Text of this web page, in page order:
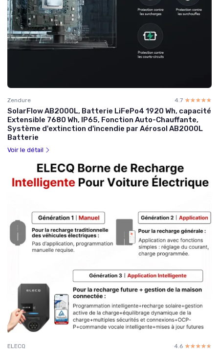
Zendure 4.7 ☆☆☆☆☆
★★★★★
SolarFlow AB2000L, Batterie LiFePo4 1920 Wh, capacité
Extensible 7680 Wh, IP65, Fonction Auto-Chauffante,
Système d'extinction d'incendie par Aérosol AB2000L
Batterie
Voir le détail
ELECQ 4.6 ☆☆☆☆☆
★★★★★